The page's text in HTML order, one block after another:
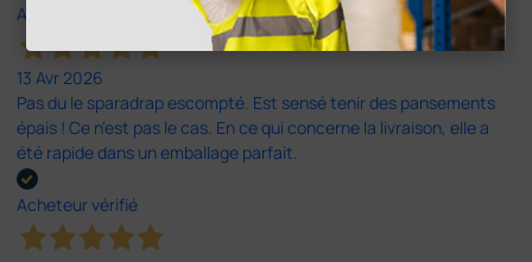
Acheteur vérifié
13 Avr 2026
Pas du le sparadrap escompté. Est sensé tenir des pansements
épais ! Ce n'est pas le cas. En ce qui concerne la livraison, elle a
été rapide dans un emballage parfait.
Acheteur vérifié